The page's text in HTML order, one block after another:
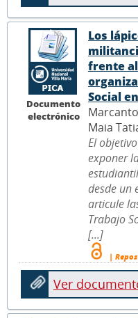
Documento
electrónico
Los
frente
Social
Maia
El
exponer
desde un
articule
Trabajo
[...]
|
Ver